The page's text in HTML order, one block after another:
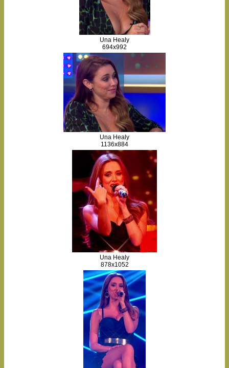
Una Healy
694x992
Una Healy
1136x884
Una Healy
878x1052